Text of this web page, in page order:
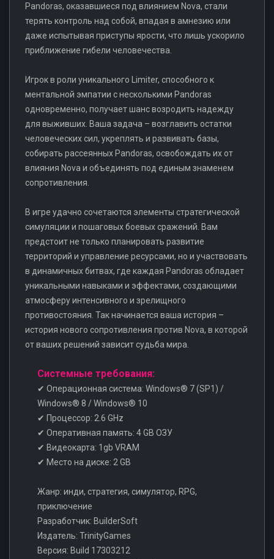
Pandoras, оказавшиеся под влиянием Nova, стали
терять контроль над собой, впадая в амнезию или
даже испытывая приступы ярости, что лишь ускорило
приближение гибели человечества.
Игрок в роли уникального Limiter, способного к
ментальной эмпатии с несколькими Pandoras
одновременно, получает шанс возродить надежду
для выживших. Ваша задача – возглавить остатки
человеческих сил, укреплять и развивать базы,
собирать рассеянных Pandoras, освобождать их от
влияния Nova и объединять под единым знаменем
сопротивления.
В игре удачно сочетаются элементы стратегической
симуляции и пошаговых боевых сражений. Вам
предстоит не только планировать развитие
территорий и управление ресурсами, но и участвовать
в динамичных битвах, где каждая Pandoras обладает
уникальными навыками и эффектами, создающими
атмосферу интенсивного и зрелищного
противостояния. Так начинается ваша история –
история нового сопротивления против Nova, в которой
от ваших решений зависит судьба мира.
Системные требования:
✔ Операционная система: Windows® 7 (SP1) /
Windows® 8 / Windows® 10
✔ Процессор: 2.6 GHz
✔ Оперативная память: 4 GB ОЗУ
✔ Видеокарта: 1gb VRAM
✔ Место на диске: 2 GB
Жанр: инди, стратегия, симулятор, RPG,
приключение
Разработчик: BuilderSoft
Издатель: TrinityGames
Версия: Build 17303212